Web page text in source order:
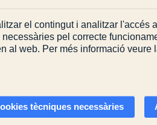
el contingut i analitzar l'accés
pel correcte
al web. Per més informació veure
tècniques necessàries